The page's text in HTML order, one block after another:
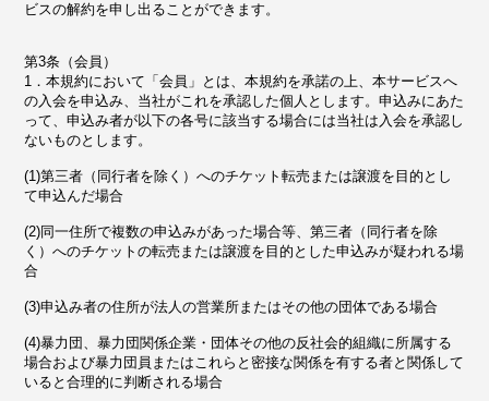
ビスの解約を申し出ることができます。
第3条（会員）
1．本規約において「会員」とは、本規約を承諾の上、本サービスへ
の入会を申込み、当社がこれを承認した個人とします。申込みにあた
って、申込み者が以下の各号に該当する場合には当社は入会を承認し
ないものとします。
(1)第三者（同行者を除く）へのチケット転売または譲渡を目的とし
て申込んだ場合
(2)同一住所で複数の申込みがあった場合等、第三者（同行者を除
く）へのチケットの転売または譲渡を目的とした申込みが疑われる場
合
(3)申込み者の住所が法人の営業所またはその他の団体である場合
(4)暴力団、暴力団関係企業・団体その他の反社会的組織に所属する
場合および暴力団員またはこれらと密接な関係を有する者と関係して
いると合理的に判断される場合